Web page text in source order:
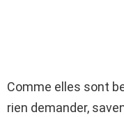
Comme elles sont
rien demander,